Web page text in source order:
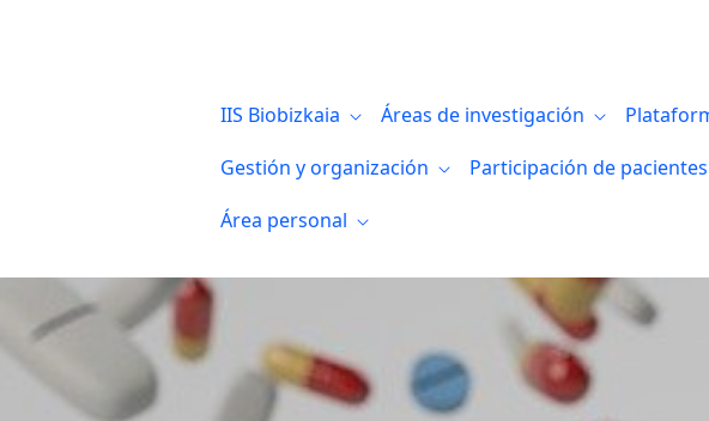
IIS Biobizkaia Áreas de investigación
Gestión y organización
Participación de pacientes
Área personal